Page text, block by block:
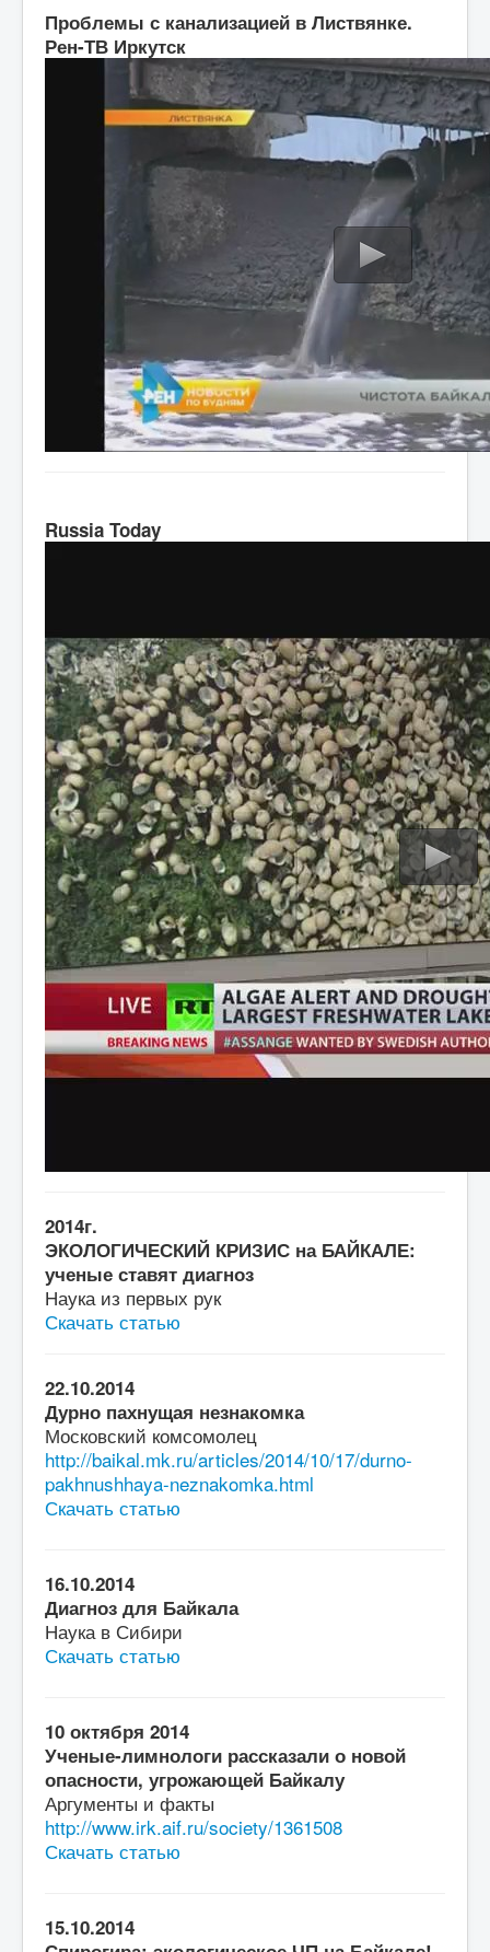
Проблемы с канализацией в Листвянке.
Рен-ТВ Иркутск
Russia Today
2014г.
ЭКОЛОГИЧЕСКИЙ КРИЗИС на БАЙКАЛЕ:
ученые ставят диагноз
Наука из первых рук
Скачать статью
22.10.2014
Дурно пахнущая незнакомка
Московский комсомолец
http://baikal.mk.ru/articles/2014/10/17/durno-
pakhnushhaya-neznakomka.html
Скачать статью
16.10.2014
Диагноз для Байкала
Наука в Сибири
Скачать статью
10 октября 2014
Ученые-лимнологи рассказали о новой
опасности, угрожающей Байкалу
Аргументы и факты
http://www.irk.aif.ru/society/1361508
Скачать статью
15.10.2014